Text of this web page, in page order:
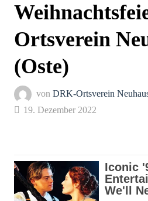
Ortsverein
(Oste)
von DRK-Ortsverein
19. Dezember 2022